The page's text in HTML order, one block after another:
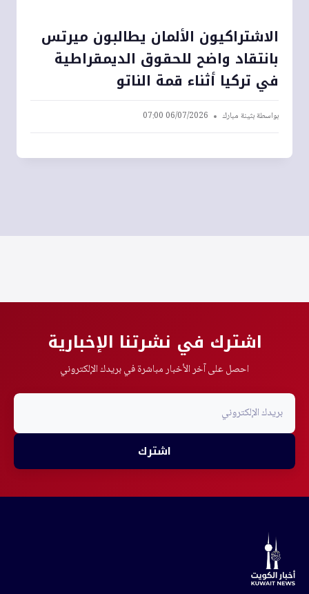
الاشتراكيون الألمان يطالبون ميرتس
بانتقاد واضح للحقوق الديمقراطية
في تركيا أثناء قمة الناتو
بواسطةبثينة مبارك 06/07/2026 07:00
اشترك في نشرتنا الإخبارية
احصل على آخر الأخبار مباشرة في بريدك الإلكتروني
اشترك